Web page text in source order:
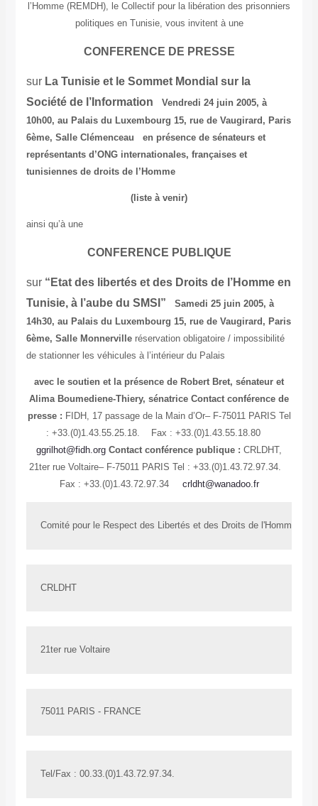
l’Homme (REMDH), le Collectif pour la libération des prisonniers
politiques en Tunisie, vous invitent à une
CONFERENCE DE PRESSE
sur La Tunisie et le Sommet Mondial sur la
Société de l’Information
Vendredi 24 juin 2005, à
10h00, au Palais du Luxembourg 15, rue de Vaugirard, Paris
6ème, Salle Clémenceau
en présence de sénateurs et
représentants d’ONG internationales, françaises et
tunisiennes de droits de l’Homme
(liste à venir)
ainsi qu’à une
CONFERENCE PUBLIQUE
sur “Etat des libertés et des Droits de l’Homme en
Tunisie, à l’aube du SMSI”
Samedi 25 juin 2005, à
14h30, au Palais du Luxembourg 15, rue de Vaugirard, Paris
6ème, Salle Monnerville réservation obligatoire / impossibilité
de stationner les véhicules à l’intérieur du Palais
avec le soutien et la présence de Robert Bret, sénateur et
Alima Boumediene-Thiery, sénatrice Contact conférence de
presse : FIDH, 17 passage de la Main d’Or– F-75011 PARIS Tel
: +33.(0)1.43.55.25.18.
Fax : +33.(0)1.43.55.18.80
ggrilhot@fidh.org Contact conférence publique : CRLDHT,
21ter rue Voltaire– F-75011 PARIS Tel : +33.(0)1.43.72.97.34.
Fax : +33.(0)1.43.72.97.34
crldht@wanadoo.fr
Comité pour le Respect des Libertés et des Droits de l'Homme en
CRLDHT
21ter rue Voltaire
75011 PARIS - FRANCE
Tel/Fax : 00.33.(0)1.43.72.97.34.